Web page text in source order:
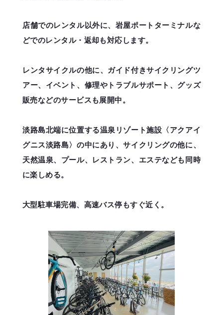
店舗でのレンタル以外に、岩屋ポートターミナルな
どでのレンタル・返却も対応します。
レンタサイクルの他に、ガイド付きサイクリングツ
アー、イベント、修理やトラブルサポート、グッズ
販売などのサービスも展開中。
淡路島北端に位置する温泉リゾート施設〈アクアイ
グニス淡路島〉の中にあり、サイクリングの他に、
天然温泉、プール、レストラン、エステなども同時
に楽しめる。
大型駐車場完備、高速バス停もすぐ近く。